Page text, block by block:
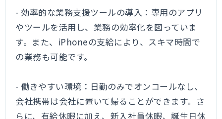
- 効率的な業務支援ツールの導入：専用のアプリ
やツールを活用し、業務の効率化を図っていま
す。また、iPhoneの支給により、スキマ時間で
の業務も可能です。
- 働きやすい環境：日勤のみでオンコールなし、
会社携帯は会社に置いて帰ることができます。さ
らに、有給休暇に加え、新入社員休暇、誕生日休